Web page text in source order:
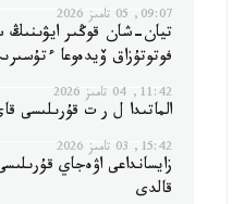
09:07, 05 تامىز 2026
تيان-شان قوڭىر ايۋىنىڭ
فوتوتۇزاق ۆيدەوعا
11:42, 04 تامىز 2026
الماتىدا ل ر ت قۇرىلىسى
15:42, 03 تامىز 2026
زايسانداعى اۋەجاي
قالدى